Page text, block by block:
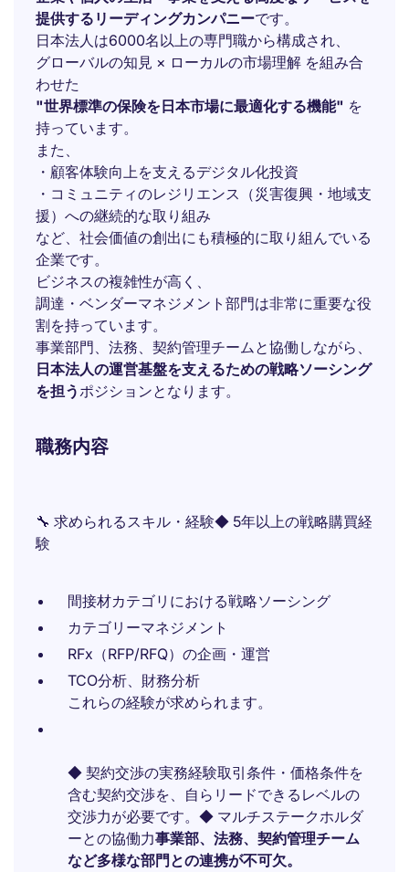
提供するリーディングカンパニーです。
日本法人は6000名以上の専門職から構成され、
グローバルの知見 × ローカルの市場理解 を組み合
わせた
"世界標準の保険を日本市場に最適化する機能" を
持っています。
また、
・顧客体験向上を支えるデジタル化投資
・コミュニティのレジリエンス（災害復興・地域支
援）への継続的な取り組み
など、社会価値の創出にも積極的に取り組んでいる
企業です。
ビジネスの複雑性が高く、
調達・ベンダーマネジメント部門は非常に重要な役
割を持っています。
事業部門、法務、契約管理チームと協働しながら、
日本法人の運営基盤を支えるための戦略ソーシング
を担うポジションとなります。
職務内容
🔧 求められるスキル・経験◆ 5年以上の戦略購買経
験
間接材カテゴリにおける戦略ソーシング
カテゴリーマネジメント
RFx（RFP/RFQ）の企画・運営
TCO分析、財務分析
これらの経験が求められます。
◆ 契約交渉の実務経験取引条件・価格条件を
含む契約交渉を、自らリードできるレベルの
交渉力が必要です。◆ マルチステークホルダ
ーとの協働力事業部、法務、契約管理チーム
など多様な部門との連携が不可欠。